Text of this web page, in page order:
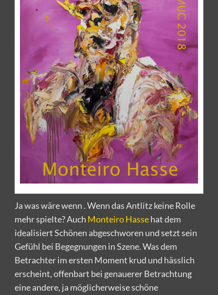
Ja was wäre wenn . Wenn das Antlitz keine Rolle
mehr spielte? Auch Monteiro Hassehat dem
idealisiert Schönen abgeschworen und setzt sein
Gefühl bei Begegnungen in Szene. Was dem
Betrachter im ersten Moment krud und hässlich
erscheint, offenbart bei genauerer Betrachtung
eine andere, ja möglicherweise schöne